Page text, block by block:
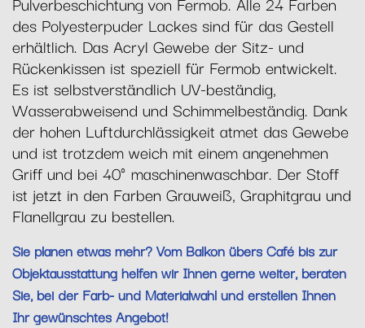
des Polyesterpuder Lackes sind für das Gestell
erhältlich. Das Acryl Gewebe der Sitz- und
Rückenkissen ist speziell für Fermob entwickelt.
Es ist selbstverständlich UV-beständig,
Wasserabweisend und Schimmelbeständig. Dank
der hohen Luftdurchlässigkeit atmet das Gewebe
und ist trotzdem weich mit einem angenehmen
Griff und bei 40° maschinenwaschbar. Der Stoff
ist jetzt in den Farben Grauweiß, Graphitgrau und
Flanellgrau zu bestellen.
Sie planen etwas mehr? Vom Balkon übers Café bis zur
Objektausstattung helfen wir Ihnen gerne weiter, beraten
Sie, bei der Farb- und Materialwahl und erstellen Ihnen
Ihr gewünschtes Angebot!